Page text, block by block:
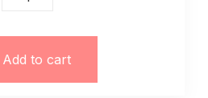
bawełniany
–
Add to cart